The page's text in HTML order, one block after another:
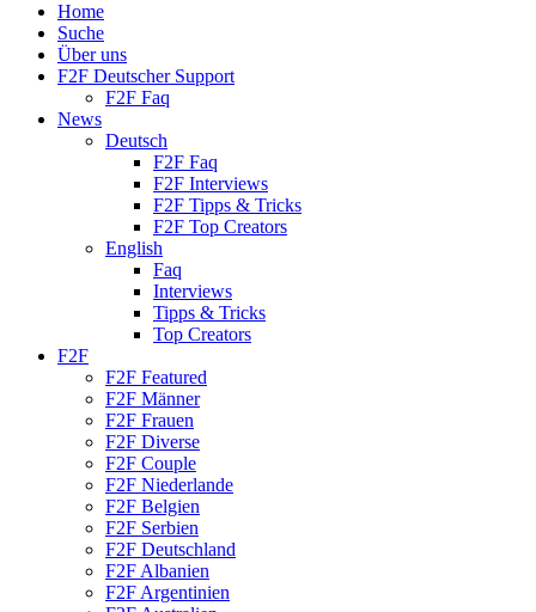
Home
Suche
Über uns
F2F Deutscher Support
F2F Faq
News
Deutsch
F2F Faq
F2F Interviews
F2F Tipps & Tricks
F2F Top Creators
English
Faq
Interviews
Tipps & Tricks
Top Creators
F2F
F2F Featured
F2F Männer
F2F Frauen
F2F Diverse
F2F Couple
F2F Niederlande
F2F Belgien
F2F Serbien
F2F Deutschland
F2F Albanien
F2F Argentinien